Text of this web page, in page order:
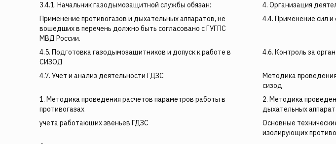
3.4.1. Начальник газодымозащитной службы обязан:
4. Организация
Применение противогазов и дыхательных аппаратов, не
вошедших в перечень должно быть согласовано с ГУГПС
МВД России.
4.4. Применение сил
4.5. Подготовка газодымозащитников и допуск к работе в
СИЗОД
4.6. Контроль за
4.7. Учет и анализ деятельности ГДЗС
Методика
сизод
1. Методика проведения расчетов параметров работы в
противогазах
2. Методика
дыхательных
учета работающих звеньев ГДЗС
Основные
изолирующих